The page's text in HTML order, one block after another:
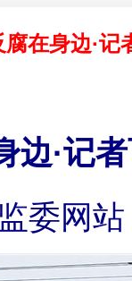
腐在身边·
边·记
委网